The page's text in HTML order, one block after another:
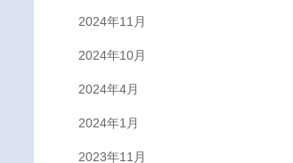
2024年11月
2024年10月
2024年4月
2024年1月
2023年11月